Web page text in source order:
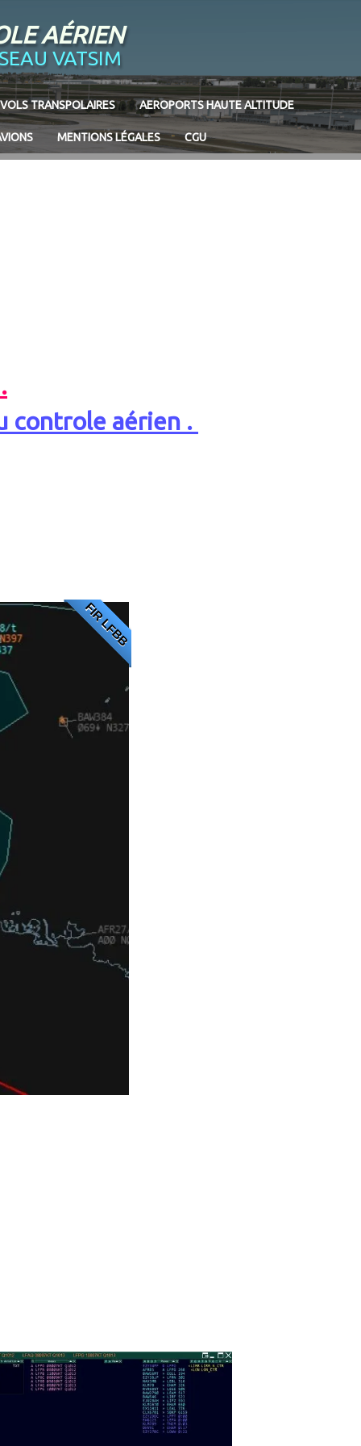
AÉRIEN
VATSIM
VOLS TRANSPOLAIRES AEROPORTS HAUTE ALTITUDE
MENTIONS LÉGALES CGU
controle aérien .
FIR LFBB